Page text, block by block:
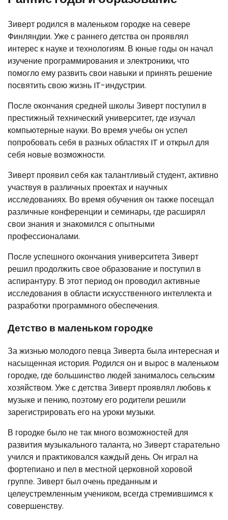
Зиверт родился в маленьком городке на севере
Финляндии. Уже с раннего детства он проявлял
интерес к науке и технологиям. В юные годы он начал
изучение программирования и электроники, что
помогло ему развить свои навыки и принять решение
посвятить свою жизнь IT-индустрии.
После окончания средней школы Зиверт поступил в
престижный технический университет, где изучал
компьютерные науки. Во время учебы он успел
попробовать себя в разных областях IT и открыл для
себя новые возможности.
Зиверт проявил себя как талантливый студент, активно
участвуя в различных проектах и научных
исследованиях. Во время обучения он также посещал
различные конференции и семинары, где расширял
свои знания и знакомился с опытными
профессионалами.
После успешного окончания университета Зиверт
решил продолжить свое образование и поступил в
аспирантуру. В этот период он проводил активные
исследования в области искусственного интеллекта и
разработки программного обеспечения.
Детство в маленьком городке
За жизнью молодого певца Зиверта была интересная и
насыщенная история. Родился он и вырос в маленьком
городке, где большинство людей занималось сельским
хозяйством. Уже с детства Зиверт проявлял любовь к
музыке и пению, поэтому его родители решили
зарегистрировать его на уроки музыки.
В городке было не так много возможностей для
развития музыкального таланта, но Зиверт старательно
учился и практиковался каждый день. Он играл на
фортепиано и пел в местной церковной хоровой
группе. Зиверт был очень преданным и
целеустремленным учеником, всегда стремившимся к
совершенству.